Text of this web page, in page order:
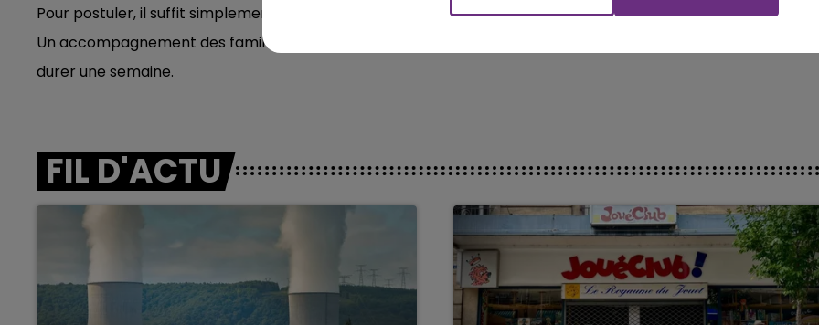
Pour postuler, il suffit simplement d'envoyer un mail à casting.supernanny@warnerbros.com.
Un accompagnement des familles sera proposé par la production avant et pendant le tournage, qui devrait
durer une semaine.
FIL D'ACTU